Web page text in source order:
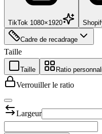
TikTok 1080×1920
Cadre de recadrage
Taille
Taille Ratio
Verrouiller le ratio
Largeur